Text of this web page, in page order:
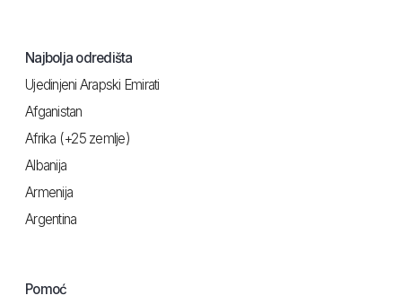
Najbolja odredišta
Ujedinjeni Arapski Emirati
Afganistan
Afrika (+25 zemlje)
Albanija
Armenija
Argentina
Pomoć